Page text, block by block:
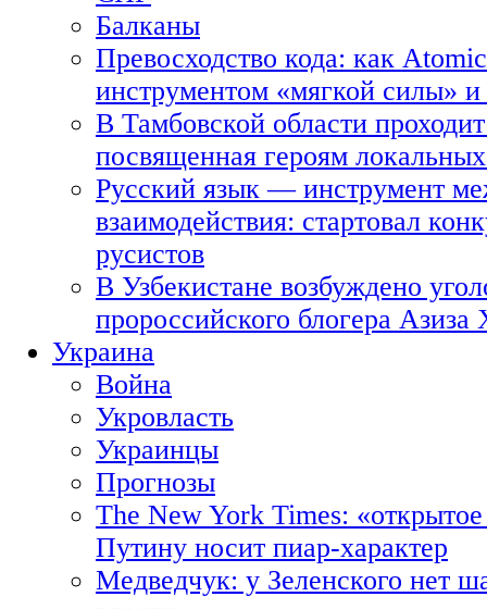
Балканы
Превосходство кода: как
инструментом «мягкой силы» и
В Тамбовской области
посвященная героям
Русский язык — инструмент
взаимодействия: стартовал
русистов
В Узбекистане возбуждено
пророссийского блогера Азиза
Украина
Война
Укровласть
Украинцы
Прогнозы
The New York Times:
Путину носит пиар-характер
Медведчук: у Зеленского нет